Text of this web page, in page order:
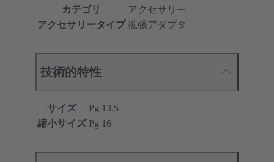
カテゴリ
アクセサリー
アクセサリータイプ 拡張アダプタ
技術的特性
サイズ
Pg 13.5
縮小サイズ Pg 16